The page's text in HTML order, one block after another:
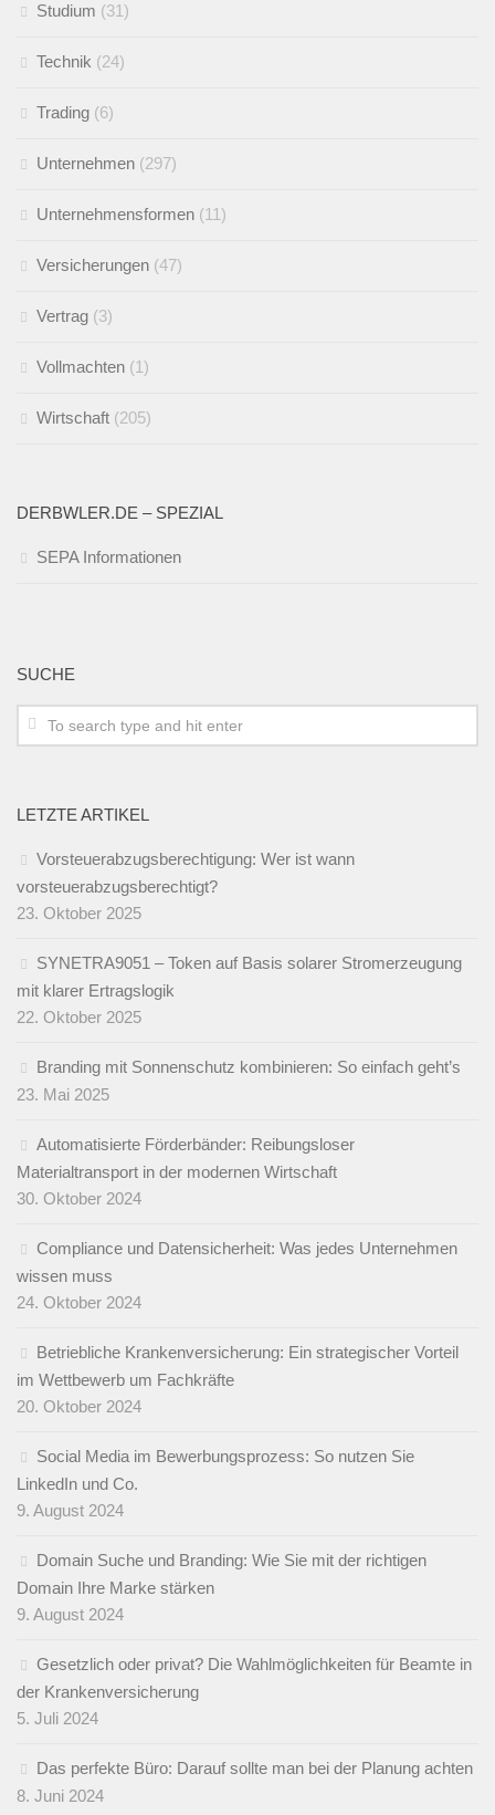
Studium (31)
Technik (24)
Trading (6)
Unternehmen (297)
Unternehmensformen (11)
Versicherungen (47)
Vertrag (3)
Vollmachten (1)
Wirtschaft (205)
DERBWLER.DE – SPEZIAL
SEPA Informationen
SUCHE
LETZTE ARTIKEL
Vorsteuerabzugsberechtigung: Wer ist wann
vorsteuerabzugsberechtigt?
23. Oktober 2025
SYNETRA9051 – Token auf Basis solarer Stromerzeugung
mit klarer Ertragslogik
22. Oktober 2025
Branding mit Sonnenschutz kombinieren: So einfach geht’s
23. Mai 2025
Automatisierte Förderbänder: Reibungsloser
Materialtransport in der modernen Wirtschaft
30. Oktober 2024
Compliance und Datensicherheit: Was jedes Unternehmen
wissen muss
24. Oktober 2024
Betriebliche Krankenversicherung: Ein strategischer Vorteil
im Wettbewerb um Fachkräfte
20. Oktober 2024
Social Media im Bewerbungsprozess: So nutzen Sie
LinkedIn und Co.
9. August 2024
Domain Suche und Branding: Wie Sie mit der richtigen
Domain Ihre Marke stärken
9. August 2024
Gesetzlich oder privat? Die Wahlmöglichkeiten für Beamte in
der Krankenversicherung
5. Juli 2024
Das perfekte Büro: Darauf sollte man bei der Planung achten
8. Juni 2024